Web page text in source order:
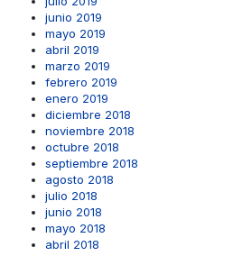
junio 2019
mayo 2019
abril 2019
marzo 2019
febrero 2019
enero 2019
diciembre 2018
noviembre 2018
octubre 2018
septiembre 2018
agosto 2018
julio 2018
junio 2018
mayo 2018
abril 2018